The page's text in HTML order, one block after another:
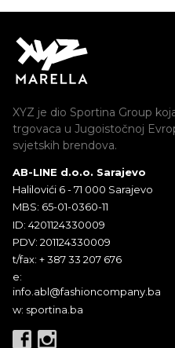
XYZ je dio Sportina Group
trgovaca u Jugoistočnoj
svjetskih brendova.
AB-LINE d.o.o. Sarajevo
Halilovići 6 - 71 000 Sarajevo
MBS: 65-01-0360-11
ID: 4201124330009
PDV: 201124330009
t/fax: + 387 33 207 676
e:
info.abl@fashioncompany.ba
w: sportina.ba